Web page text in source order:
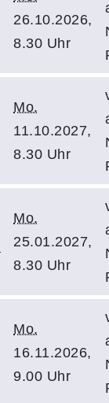
26.10.2026,
8.30 Uhr
Mo.
11.10.2027,
8.30 Uhr
Mo.
25.01.2027,
8.30 Uhr
Mo.
16.11.2026,
9.00 Uhr